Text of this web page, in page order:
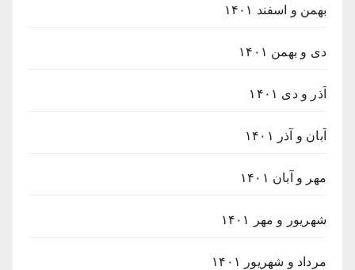
بهمن و اسفند ۱۴۰۱
دی و بهمن ۱۴۰۱
آذر و دی ۱۴۰۱
آبان و آذر ۱۴۰۱
مهر و آبان ۱۴۰۱
شهریور و مهر ۱۴۰۱
مرداد و شهریور ۱۴۰۱